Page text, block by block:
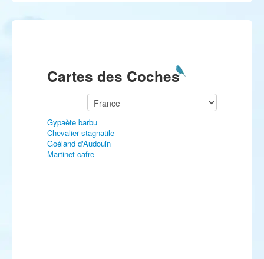
Cartes des Coches
Gypaète barbu
Chevalier stagnatile
Goéland d'Audouin
Martinet cafre